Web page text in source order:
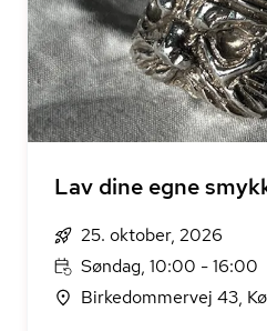
Lav dine egne
25. oktober, 2026
Søndag, 10:00 - 16:00
Birkedommervej 43,